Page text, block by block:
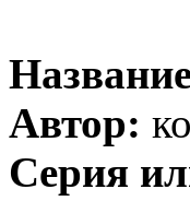
Автор:
Серия